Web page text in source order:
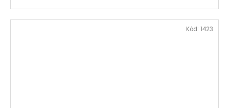
Kód: 1423